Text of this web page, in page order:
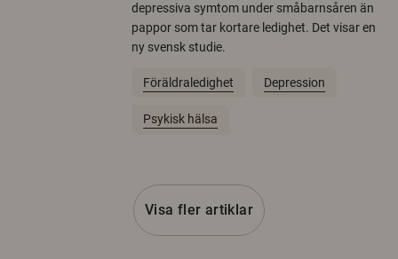
depressiva symtom under småbarnsåren än
pappor som tar kortare ledighet. Det visar en
ny svensk studie.
Föräldraledighet Depression
Psykisk hälsa
Visa fler artiklar